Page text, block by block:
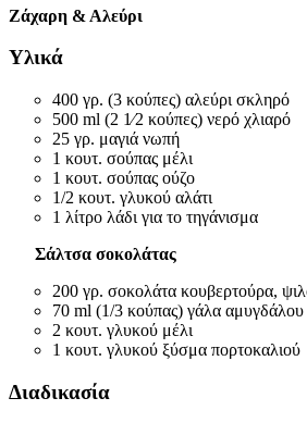
Ζάχαρη & Αλεύρι
Υλικά
400 γρ. (3 κούπες) αλεύρι σκληρό
500 ml (2 1⁄2 κούπες) νερό χλιαρό
25 γρ. μαγιά νωπή
1 κουτ. σούπας μέλι
1 κουτ. σούπας ούζο
1/2 κουτ. γλυκού αλάτι
1 λίτρο λάδι για το τηγάνισμα
Σάλτσα σοκολάτας
200 γρ. σοκολάτα κουβερτούρα,
70 ml (1/3 κούπας) γάλα αμυγδάλου
2 κουτ. γλυκού μέλι
1 κουτ. γλυκού ξύσμα πορτοκαλιού
Διαδικασία